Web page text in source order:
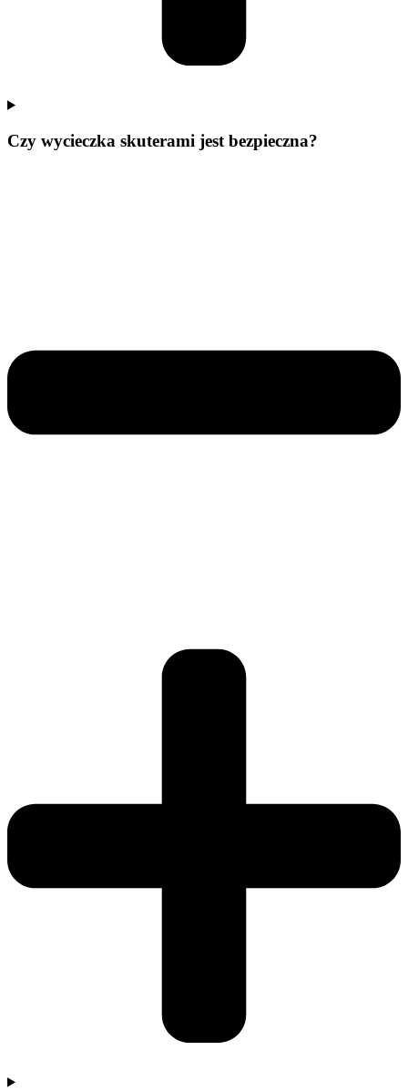
Czy wycieczka skuterami jest bezpieczna?